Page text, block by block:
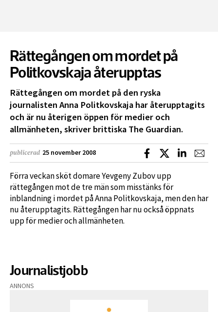
Rättegången om mordet på
Politkovskaja återupptas
Rättegången om mordet på den ryska
journalisten Anna Politkovskaja har återupptagits
och är nu återigen öppen för medier och
allmänheten, skriver brittiska The Guardian.
publicerad 25 november 2008 Dela på Facebook
Dela på XDela på
Förra veckan sköt domare Yevgeny Zubov upp
rättegången mot de tre män som misstänks för
inblandning i mordet på Anna Politkovskaja, men den har
nu återupptagits. Rättegången har nu också öppnats
upp för medier och allmänheten.
Journalistjobb
ANNONS